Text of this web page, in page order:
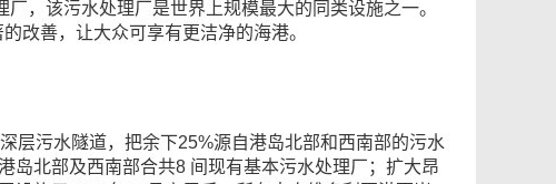
，该污水处理厂是世界上规模最大的同类设施之一。
改善，让大众可享有更洁净的海港。
层污水隧道，把余下25%源自港岛北部和西南部的污水
岛北部及西南部合共8 间现有基本污水处理厂；扩大昂